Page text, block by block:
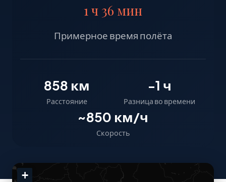
1 ч 36 мин
Примерное время полёта
858 км
Расстояние
-1 ч
Разница во времени
~850 км/ч
Скорость
+